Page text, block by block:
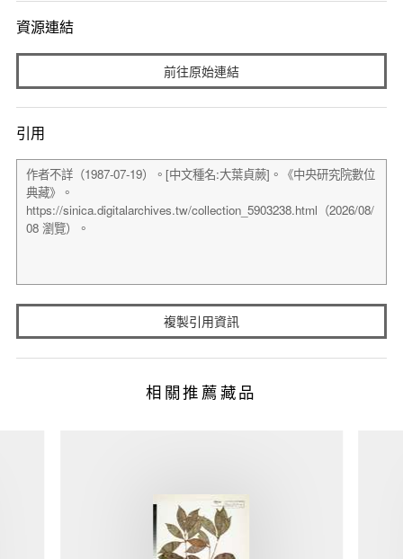
資源連結
前往原始連結
引用
複製引用資訊
相關推薦藏品